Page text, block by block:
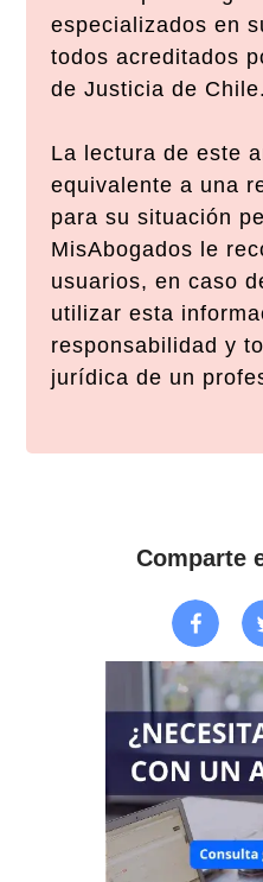
especializados en
todos acreditados
de Justicia de Chile.
La lectura de este
equivalente a una
para su situación
MisAbogados le
usuarios, en caso
utilizar esta
responsabilidad y
jurídica de un
Comparte